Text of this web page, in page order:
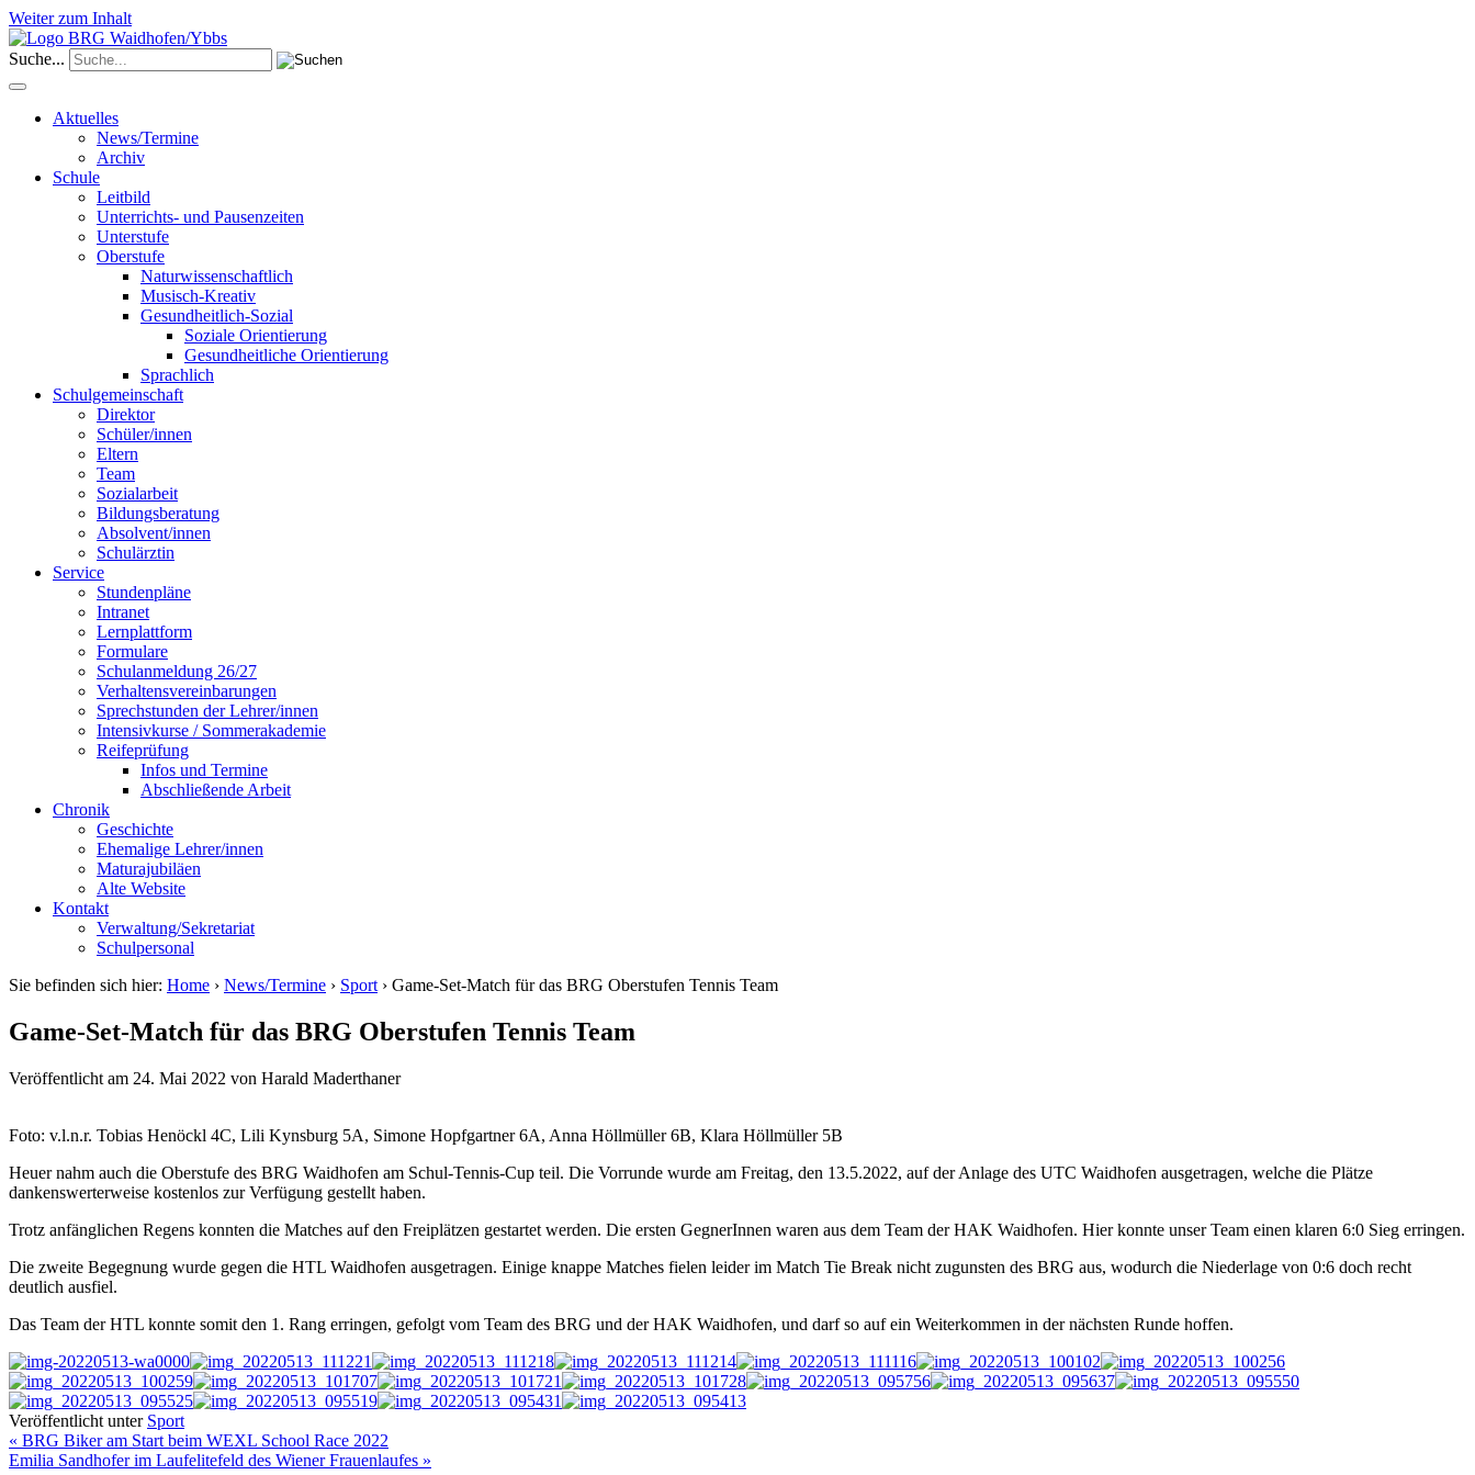
Weiter zum Inhalt
Suche...
Aktuelles
News/Termine
Archiv
Schule
Leitbild
Unterrichts- und Pausenzeiten
Unterstufe
Oberstufe
Naturwissenschaftlich
Musisch-Kreativ
Gesundheitlich-Sozial
Soziale Orientierung
Gesundheitliche Orientierung
Sprachlich
Schulgemeinschaft
Direktor
Schüler/innen
Eltern
Team
Sozialarbeit
Bildungsberatung
Absolvent/innen
Schulärztin
Service
Stundenpläne
Intranet
Lernplattform
Formulare
Schulanmeldung 26/27
Verhaltensvereinbarungen
Sprechstunden der Lehrer/innen
Intensivkurse / Sommerakademie
Reifeprüfung
Infos und Termine
Abschließende Arbeit
Chronik
Geschichte
Ehemalige Lehrer/innen
Maturajubiläen
Alte Website
Kontakt
Verwaltung/Sekretariat
Schulpersonal
Sie befinden sich hier: Home › News/Termine › Sport › Game-Set-Match für das BRG Oberstufen Tennis Team
Game-Set-Match für das BRG Oberstufen Tennis Team
Veröffentlicht am 24. Mai 2022 von Harald Maderthaner
Foto: v.l.n.r. Tobias Henöckl 4C, Lili Kynsburg 5A, Simone Hopfgartner 6A, Anna Höllmüller 6B, Klara Höllmüller 5B
Heuer nahm auch die Oberstufe des BRG Waidhofen am Schul-Tennis-Cup teil. Die Vorrunde wurde am Freitag, den 13.5.2022, auf der Anlage des UTC Waidhofen ausgetragen, welche die Plätze
dankenswerterweise kostenlos zur Verfügung gestellt haben.
Trotz anfänglichen Regens konnten die Matches auf den Freiplätzen gestartet werden. Die ersten GegnerInnen waren aus dem Team der HAK Waidhofen. Hier konnte unser Team einen klaren 6:0 Sieg erringen.
Die zweite Begegnung wurde gegen die HTL Waidhofen ausgetragen. Einige knappe Matches fielen leider im Match Tie Break nicht zugunsten des BRG aus, wodurch die Niederlage von 0:6 doch recht
deutlich ausfiel.
Das Team der HTL konnte somit den 1. Rang erringen, gefolgt vom Team des BRG und der HAK Waidhofen, und darf so auf ein Weiterkommen in der nächsten Runde hoffen.
Veröffentlicht unter Sport
« BRG Biker am Start beim WEXL School Race 2022
Emilia Sandhofer im Laufelitefeld des Wiener Frauenlaufes »